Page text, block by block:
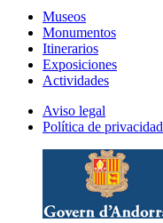
Museos
Monumentos
Itinerarios
Exposiciones
Actividades
Aviso legal
Política de privacidad